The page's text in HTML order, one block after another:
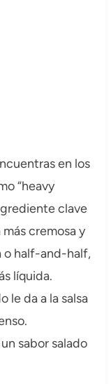
en los
“heavy
clave
cremosa y
o half-and-half,
líquida.
le da a la salsa
sabor salado